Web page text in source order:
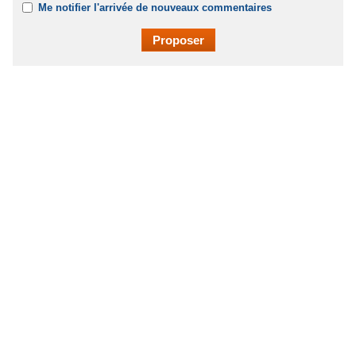
Me notifier l'arrivée de nouveaux commentaires